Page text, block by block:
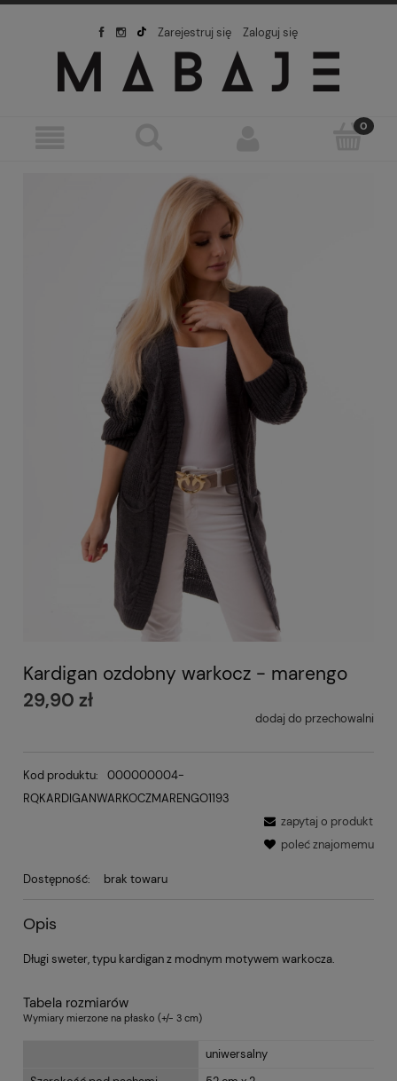
Zarejestruj się Zaloguj się
Kardigan ozdobny warkocz - marengo
29,90 zł
dodaj do przechowalni
Kod produktu:
000000004-
RQKARDIGANWARKOCZMARENGO1193
zapytaj o produkt
poleć znajomemu
Dostępność: brak towaru
Opis
Długi sweter, typu kardigan z modnym motywem warkocza.
Tabela rozmiarów
Wymiary mierzone na płasko (+/- 3 cm)
uniwersalny